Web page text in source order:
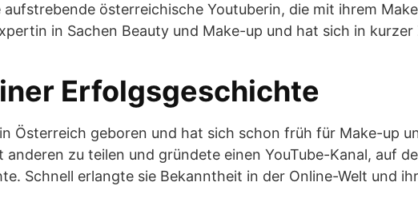
österreichische Youtuberin, die mit ihrem
in Sachen Beauty und Make-up und hat sich in
Erfolgsgeschichte
Österreich geboren und hat sich schon früh für Make-up
zu teilen und gründete einen YouTube-Kanal, auf
Schnell erlangte sie Bekanntheit in der Online-Welt und